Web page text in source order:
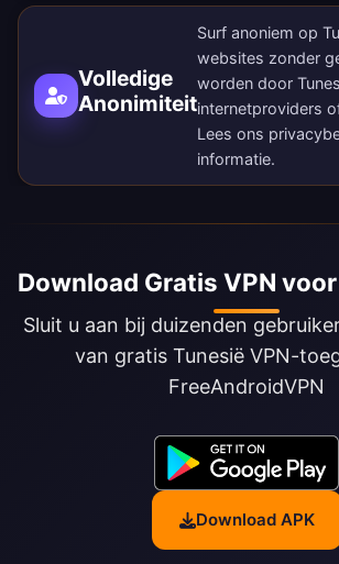
Volledige
Anonimiteit
Surf anoniem op
websites zonder
worden door
internetproviders
Lees ons
informatie.
Download Gratis VPN
Sluit u aan bij duizenden
van gratis Tunesië VPN-
FreeAndroidVPN
Download APK